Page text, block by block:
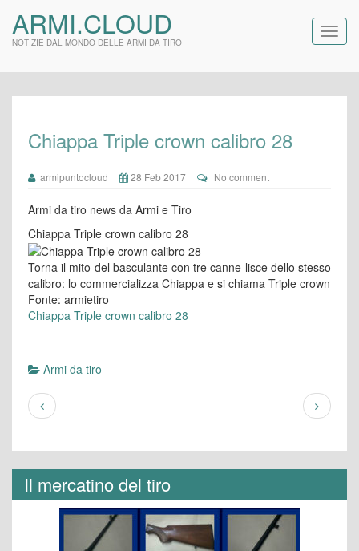
ARMI.CLOUD
NOTIZIE DAL MONDO DELLE ARMI DA TIRO
Chiappa Triple crown calibro 28
armipuntocloud 28 Feb 2017 No comment
Armi da tiro news da Armi e Tiro
Chiappa Triple crown calibro 28
Torna il mito del basculante con tre canne lisce dello stesso
calibro: lo commercializza Chiappa e si chiama Triple crown
Fonte: armietiro
Chiappa Triple crown calibro 28
Armi da tiro
Il mercatino del tiro